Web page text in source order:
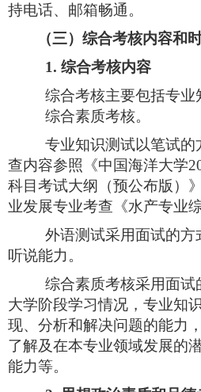
持电话、邮箱畅通。
（三）综合考核内容和
1. 综合考核内容
综合考核主要包括专业
综合素质考核。
专业知识测试以笔试的
查内容参照《中国海洋大学
科目考试大纲（预公布版）
业发展专业考查《水产专业
外语测试采用面试的方
听说能力。
综合素质考核采用面试
大学阶段学习情况，专业知
现、分析和解决问题的能力
了解及在本专业领域发展的
能力等。